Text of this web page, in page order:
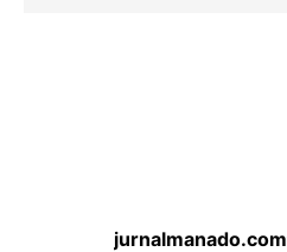
jurnalmanado.com